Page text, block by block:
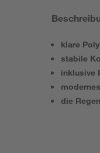
klare
stabile
inklusive
die